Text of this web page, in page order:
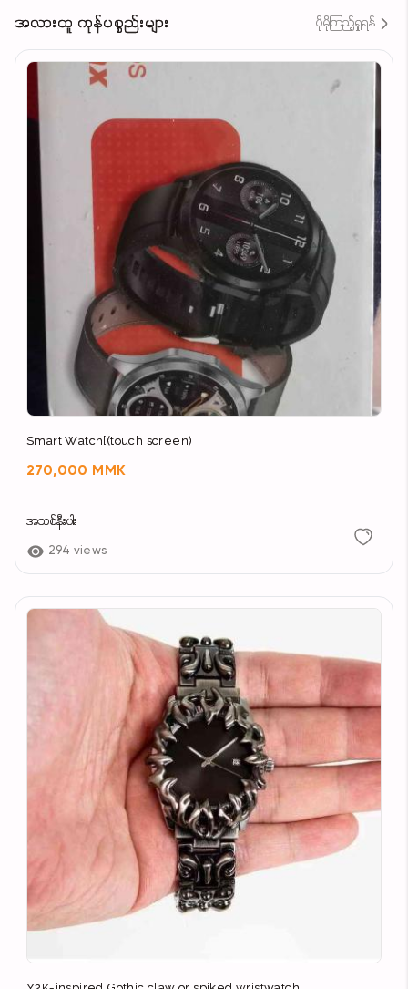
အလားတူ ကုန်ပစ္စည်းများ ပိုမိုကြည့်ရှုရန်
Smart Watch[(touch screen)
270,000 MMK
အသစ်နီးပါး
294 views